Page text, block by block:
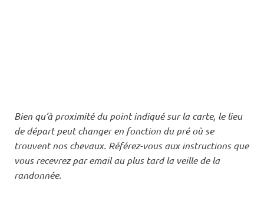
Bien qu’à proximité du point indiqué sur la carte, le lieu
de départ peut changer en fonction du pré où se
trouvent nos chevaux. Référez-vous aux instructions que
vous recevrez par email au plus tard la veille de la
randonnée.